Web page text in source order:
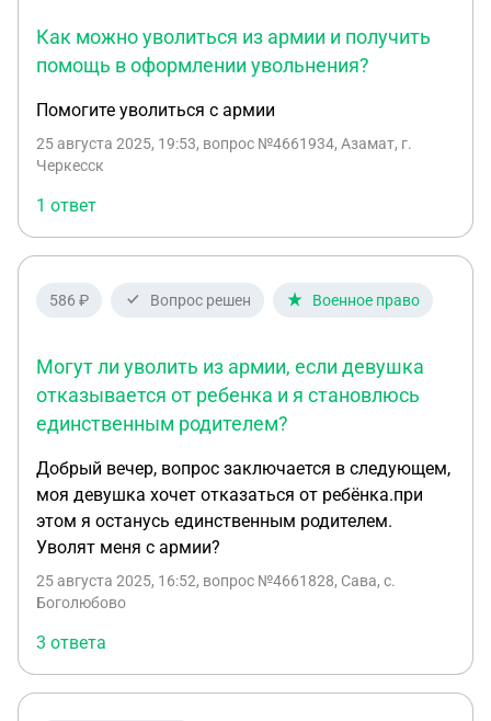
Как можно уволиться из армии и получить
помощь в оформлении увольнения?
Помогите уволиться с армии
25 августа 2025, 19:53, вопрос №4661934, Азамат, г.
Черкесск
1 ответ
586 ₽ Вопрос решен Военное право
Могут ли уволить из армии, если девушка
отказывается от ребенка и я становлюсь
единственным родителем?
Добрый вечер, вопрос заключается в следующем,
моя девушка хочет отказаться от ребёнка.при
этом я останусь единственным родителем.
Уволят меня с армии?
25 августа 2025, 16:52, вопрос №4661828, Сава, с.
Боголюбово
3 ответа